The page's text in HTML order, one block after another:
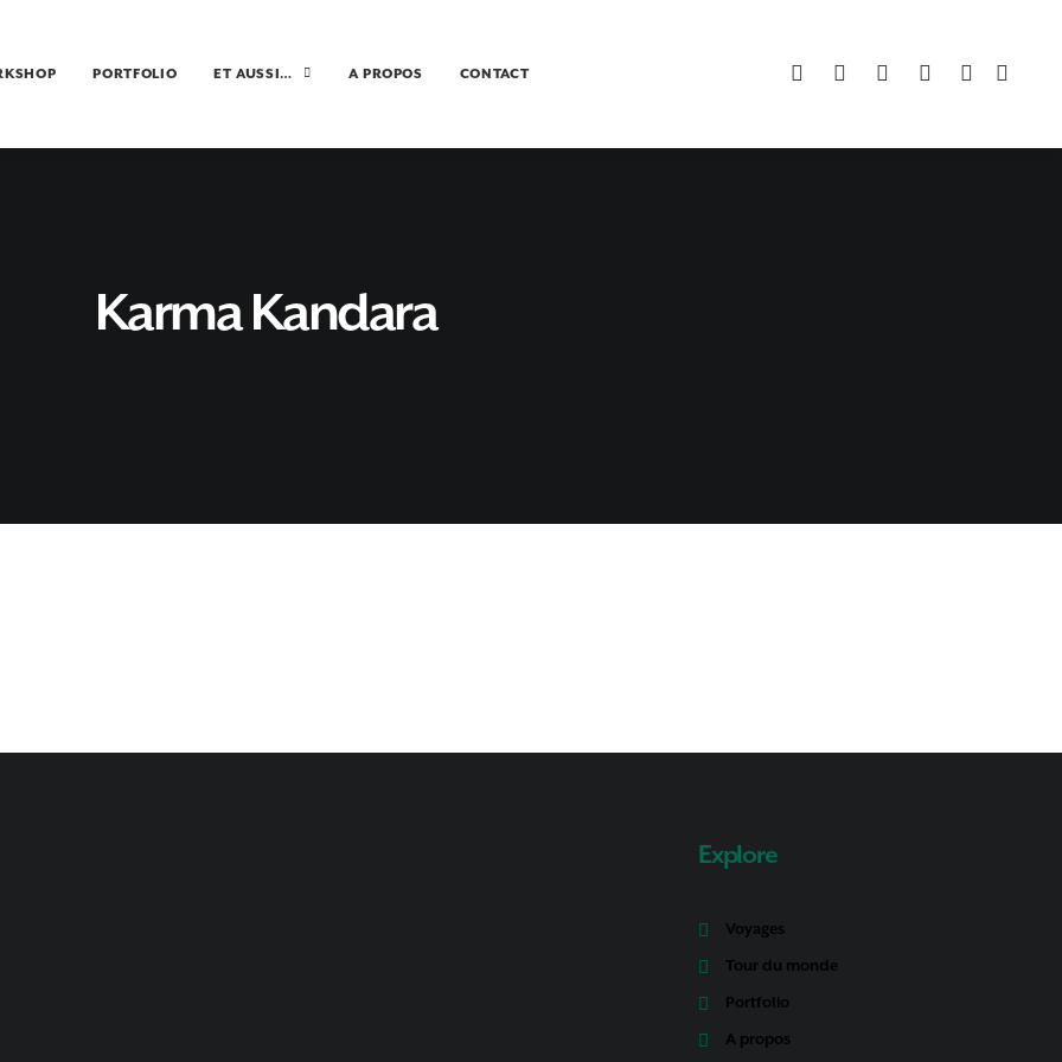
PORTFOLIO ET AUSSI… A PROPOS CONTACT
Karma Kandara
Explore
Voyages
Tour du monde
Portfolio
A propos